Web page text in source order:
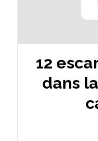
12
dans